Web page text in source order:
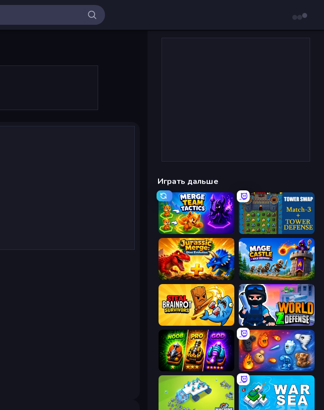
Играть дальше
Merge Team Tactics Tower Swap
Jurassic Merge: Dino Evolution Mage Castle Idle Defense
Steal Brainrot Survivors World Z Defense - Zombie Defense
Merge Survival Elemental Merge